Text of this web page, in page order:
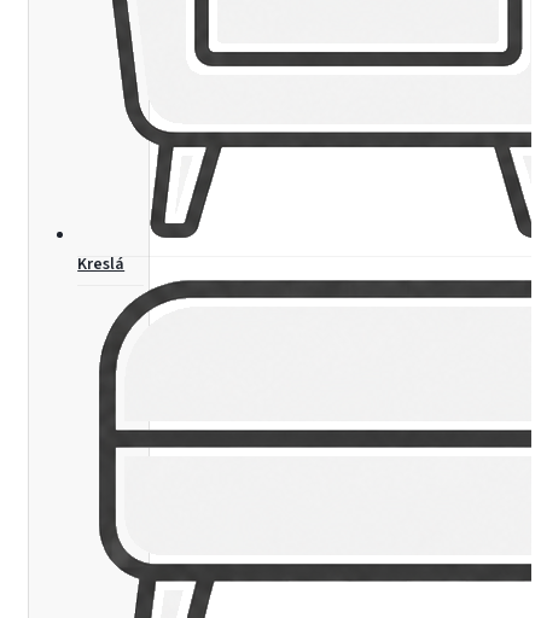
Kreslá